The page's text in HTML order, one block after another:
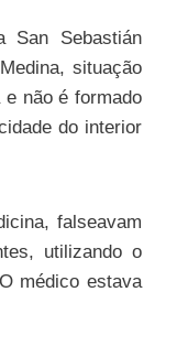
San Sebastián
situação
não é formado
do interior
falseavam
utilizando o
médico estava